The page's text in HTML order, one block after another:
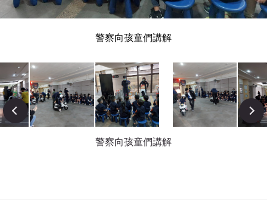
警察向孩童們講解
警察向孩童們講解
Next